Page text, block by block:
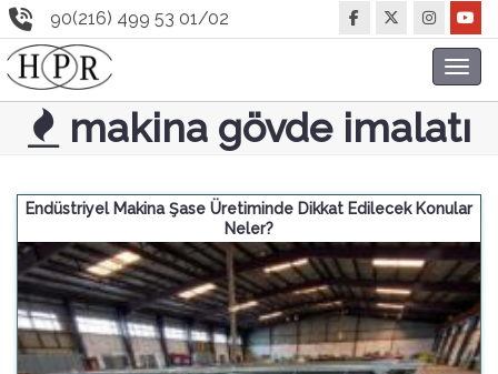
90(216) 499 53 01/02
makina gövde imalatı
Endüstriyel Makina Şase Üretiminde Dikkat Edilecek Konular
Neler?